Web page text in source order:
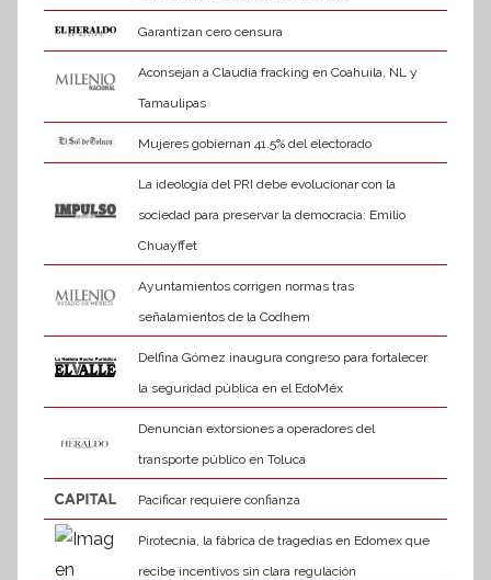
Garantizan cero censura
Aconsejan a Claudia fracking en Coahuila, NL y
Tamaulipas
Mujeres gobiernan 41.5% del electorado
La ideología del PRI debe evolucionar con la
sociedad para preservar la democracia: Emilio
Chuayffet
Ayuntamientos corrigen normas tras
señalamientos de la Codhem
Delfina Gómez inaugura congreso para fortalecer
la seguridad pública en el EdoMéx
Denuncian extorsiones a operadores del
transporte público en Toluca
Pacificar requiere confianza
Pirotecnia, la fábrica de tragedias en Edomex que
recibe incentivos sin clara regulación